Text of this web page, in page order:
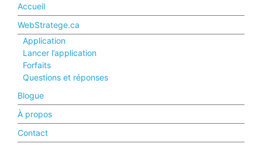
Accueil
WebStratege.ca
Application
Lancer l’application
Forfaits
Questions et réponses
Blogue
À propos
Contact